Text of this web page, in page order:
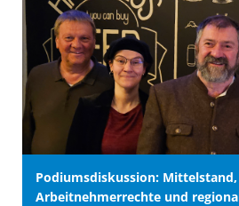
Podiumsdiskussion: Mittelstand,
Arbeitnehmerrechte und